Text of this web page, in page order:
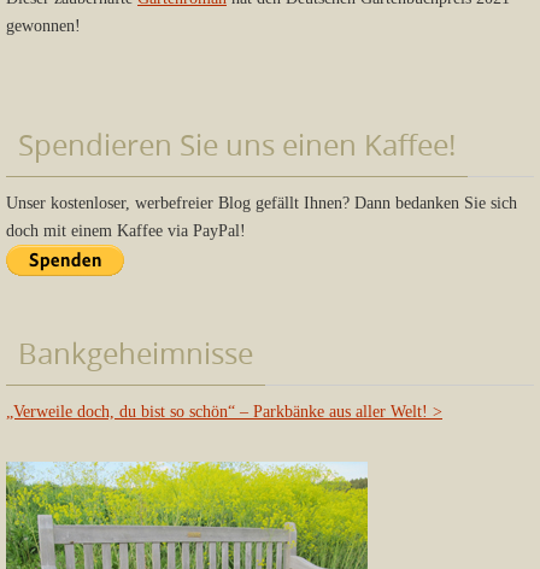
gewonnen!
Spendieren Sie uns einen Kaffee!
Unser kostenloser, werbefreier Blog gefällt Ihnen? Dann bedanken Sie sich
doch mit einem Kaffee via PayPal!
Bankgeheimnisse
„Verweile doch, du bist so schön“ – Parkbänke aus aller Welt! >